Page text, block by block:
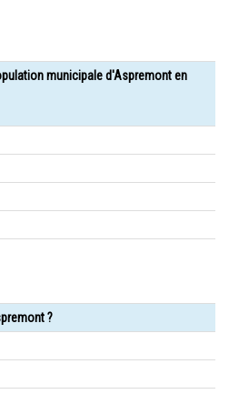
municipale d'Aspremont en
?